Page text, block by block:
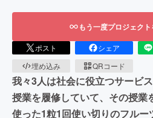
もう一度プロジェク
ポスト シェア
埋め込み
QRコード
我々3人は社会に役立つサービ
授業を履修していて、その授業
使った1粒1回使い切りのフル